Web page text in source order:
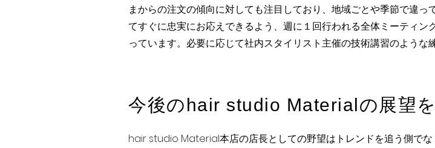
まからの注文の傾向に対しても注目しており、地域ごとや季節で違
てすぐに忠実にお応えできるよう、週に１回行われる全体ミーティン
っています。必要に応じて社内スタイリスト主催の技術講習のような
今後のhair studio Materialの展望
​hair studio Material本店の店長としての野望はトレンドを追う側で